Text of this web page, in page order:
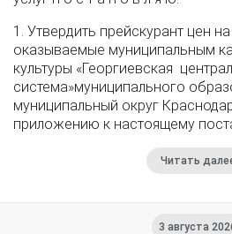
1. Утвердить прейскурант цен
оказываемые муниципальным
культуры «Георгиевская
система»муниципального
муниципальный округ
приложению к настоящему
Читать
3 августа